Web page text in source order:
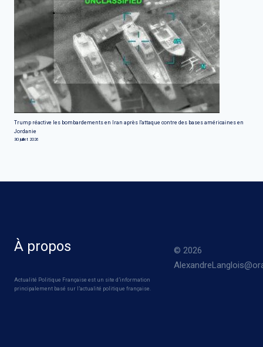
Trump réactive les bombardements en Iran après l'attaque contre des bases américaines en
Jordanie
30 juillet 2026
À propos
Actualité Politique Française est un site d’information
principalement basé sur l’actualité politique française.
© 2026